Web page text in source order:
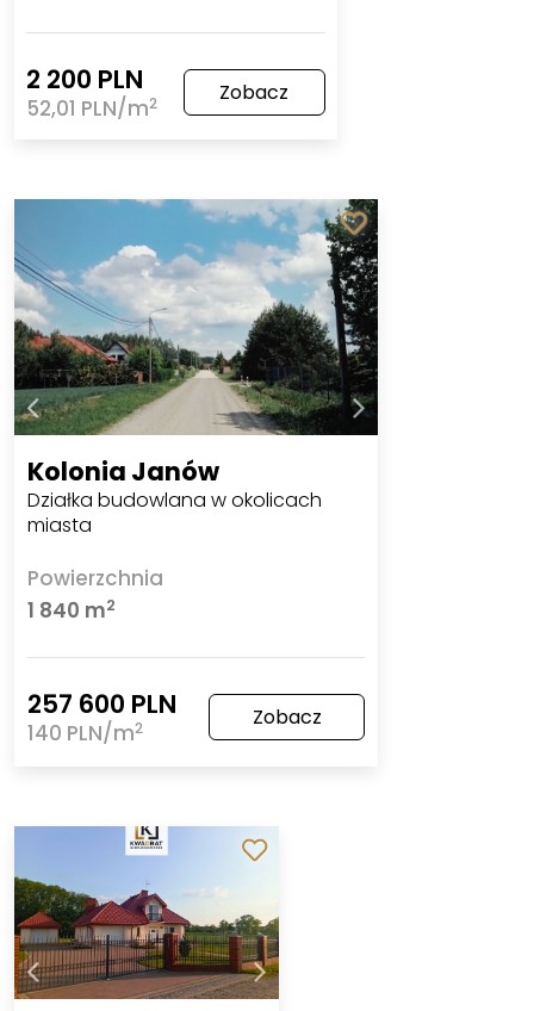
2 200 PLN
52,01 PLN/m2 Zobacz
Kolonia Janów
Działka budowlana w okolicach
miasta
Powierzchnia
1 840 m2
257 600 PLN
140 PLN/m2 Zobacz